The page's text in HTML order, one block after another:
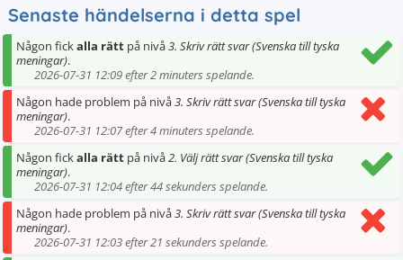
Senaste händelserna i detta spel
Någon fickalla rätt på nivå3. Skriv rätt svar (Svenska till tyska
meningar).
2026-07-31 12:09 efter 2 minuters spelande.
Någon hade problem på nivå3. Skriv rätt svar (Svenska till tyska
meningar).
2026-07-31 12:07 efter 4 minuters spelande.
Någon fickalla rätt på nivå2. Välj rätt svar (Svenska till tyska
meningar).
2026-07-31 12:04 efter 44 sekunders spelande.
Någon hade problem på nivå3. Skriv rätt svar (Svenska till tyska
meningar).
2026-07-31 12:03 efter 21 sekunders spelande.